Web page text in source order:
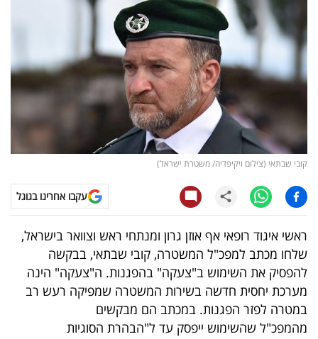
דעות
רכילות
עסקית
קריפטו
ויראלי
עסקי
ספורט
קריירה
ולימודים
מינויים
קובי שבתאי (צילום ויקיפדיה/ משטרת ישראל)
עקבו אחרינו בגוגל
ראשי איגוד רופאי אף אוזן גרון ומנתחי ראש וצוואר בישראל,
שלחו מכתב למפכ"ל המשטרה, קובי שבתאי, בבקשה
להפסיק את השימוש ב"צעקה" בהפגנות. ה"צעקה" הינה
מערכת יחסית חדשה בשירות המשטרה שמפיקה רעש רב
במטרה לפזר הפגנות. במכתב הם מבקשים
מהמפכ"ל שהשימוש ייפסק עד ל"הבהרת הסוגיות